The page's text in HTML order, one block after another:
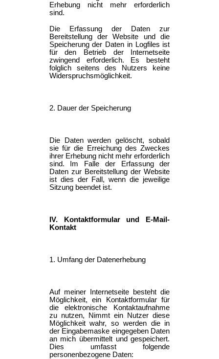
Erhebung nicht mehr erforderlich
sind.
Die Erfassung der Daten zur
Bereitstellung der Website und die
Speicherung der Daten in Logfiles ist
für den Betrieb der Internetseite
zwingend erforderlich. Es besteht
folglich seitens des Nutzers keine
Widerspruchsmöglichkeit.
2. Dauer der Speicherung
Die Daten werden gelöscht, sobald
sie für die Erreichung des Zweckes
ihrer Erhebung nicht mehr erforderlich
sind. Im Falle der Erfassung der
Daten zur Bereitstellung der Website
ist dies der Fall, wenn die jeweilige
Sitzung beendet ist.
IV. Kontaktformular und E-Mail-
Kontakt
1. Umfang der Datenerhebung
Auf meiner Internetseite besteht die
Möglichkeit, ein Kontaktformular für
die elektronische Kontaktaufnahme
zu nutzen, Nimmt ein Nutzer diese
Möglichkeit wahr, so werden die in
der Eingabemaske eingegeben Daten
an mich übermittelt und gespeichert.
Dies umfasst folgende
personenbezogene Daten: